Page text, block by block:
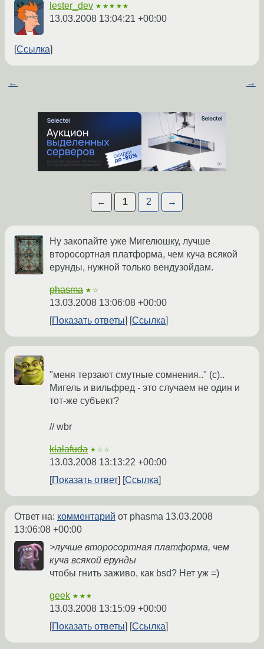
lester_dev ★★★★★
13.03.2008 13:04:21 +00:00
Ссылка
← →
← 1 2 →
Ну закопайте уже Мигелюшку, лучше
второсортная платформа, чем куча всякой
ерунды, нужной только вендузойдам.
phasma ★☆
13.03.2008 13:06:08 +00:00
Показать ответы
Ссылка
"меня терзают смутные сомнения.." (c)..
Мигель и вильфред - это случаем не один и
тот-же субъект?
// wbr
klalafuda ★☆☆
13.03.2008 13:13:22 +00:00
Показать ответ
Ссылка
Ответ на: комментарий от phasma 13.03.2008
13:06:08 +00:00
>лучше второсортная платформа, чем
куча всякой ерунды
чтобы гнить заживо, как bsd? Нет уж =)
geek ★★★
13.03.2008 13:15:09 +00:00
Показать ответы
Ссылка